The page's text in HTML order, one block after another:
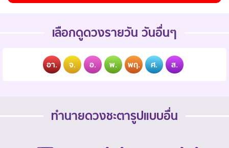
เลือกดูดวงรายวัน วันอื่นๆ
อา. จ. อ. พ. พฤ. ศ. ส.
ทำนายดวงชะตารูปแบบอื่น